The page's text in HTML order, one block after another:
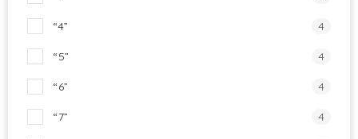
“4” 4
“5” 4
“6” 4
“7” 4